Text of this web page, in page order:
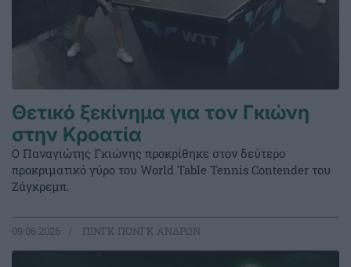
Θετικό ξεκίνημα για τον Γκιώνη
στην Κροατία
Ο Παναγιώτης Γκιώνης προκρίθηκε στον δεύτερο
προκριματικό γύρο του World Table Tennis Contender του
Ζάγκρεμπ.
09.06.2026 ΠΙΝΓΚ ΠΟΝΓΚ ΑΝΔΡΩΝ